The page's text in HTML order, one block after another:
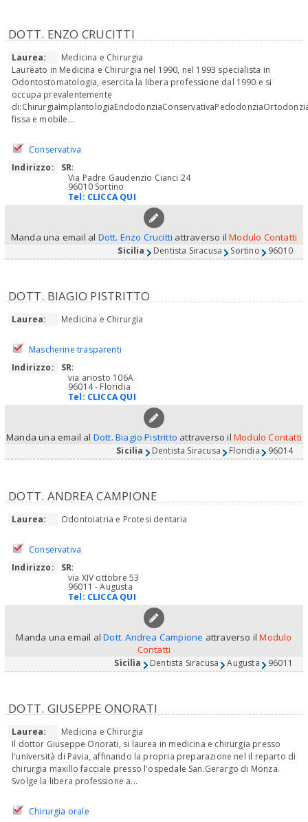
DOTT. ENZO CRUCITTI
Laurea:
Medicina e Chirurgia
Laureato in Medicina e Chirurgia nel 1990, nel 1993 specialista in
Odontostomatologia, esercita la libera professione dal 1990 e si
occupa prevalentemente
fissa e mobile...
Conservativa
Indirizzo:
SR:
Via Padre Gaudenzio Cianci 24
96010 Sortino
Tel: CLICCA QUI
Manda una email al Dott. Enzo Crucitti attraverso ilModulo Contatti
Sicilia Dentista Siracusa Sortino 96010
DOTT. BIAGIO PISTRITTO
Laurea: Medicina e Chirurgia
Mascherine trasparenti
Indirizzo:
SR:
via ariosto 106A
96014 - Floridia
Tel: CLICCA QUI
Manda una email al Dott. Biagio Pistritto attraverso ilModulo Contatti
Sicilia Dentista Siracusa Floridia 96014
DOTT. ANDREA CAMPIONE
Laurea: Odontoiatria e Protesi dentaria
Conservativa
Indirizzo:
SR:
via XIV ottobre 53
96011 - Augusta
Tel: CLICCA QUI
Manda una email alDott. Andrea Campione attraverso ilModulo
Contatti
Sicilia Dentista Siracusa Augusta 96011
DOTT. GIUSEPPE ONORATI
Laurea:
Medicina e Chirurgia
Il dottor Giuseppe Onorati, si laurea in medicina e chirurgia presso
l'università di Pavia, affinando la propria preparazione nel il reparto di
chirurgia maxillo facciale presso l'ospedale San.Gerargo di Monza.
Svolge la libera professione a...
Chirurgia orale